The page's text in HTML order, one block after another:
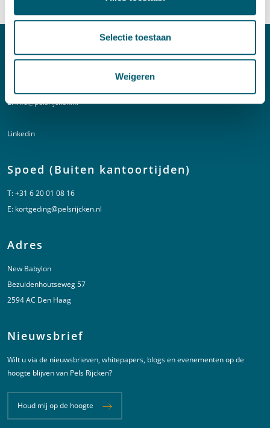
Selectie toestaan
Weigeren
Contact
E:info@pelsrijcken.nl
Linkedin
Spoed (Buiten kantoortijden)
T:+31 6 20 01 08 16
E: kortgeding@pelsrijcken.nl
Adres
New Babylon
Bezuidenhoutseweg 57
2594 AC Den Haag
Nieuwsbrief
Wilt u via de nieuwsbrieven, whitepapers, blogs en evenementen op de
hoogte blijven van Pels Rijcken?
Houd mij op de hoogte